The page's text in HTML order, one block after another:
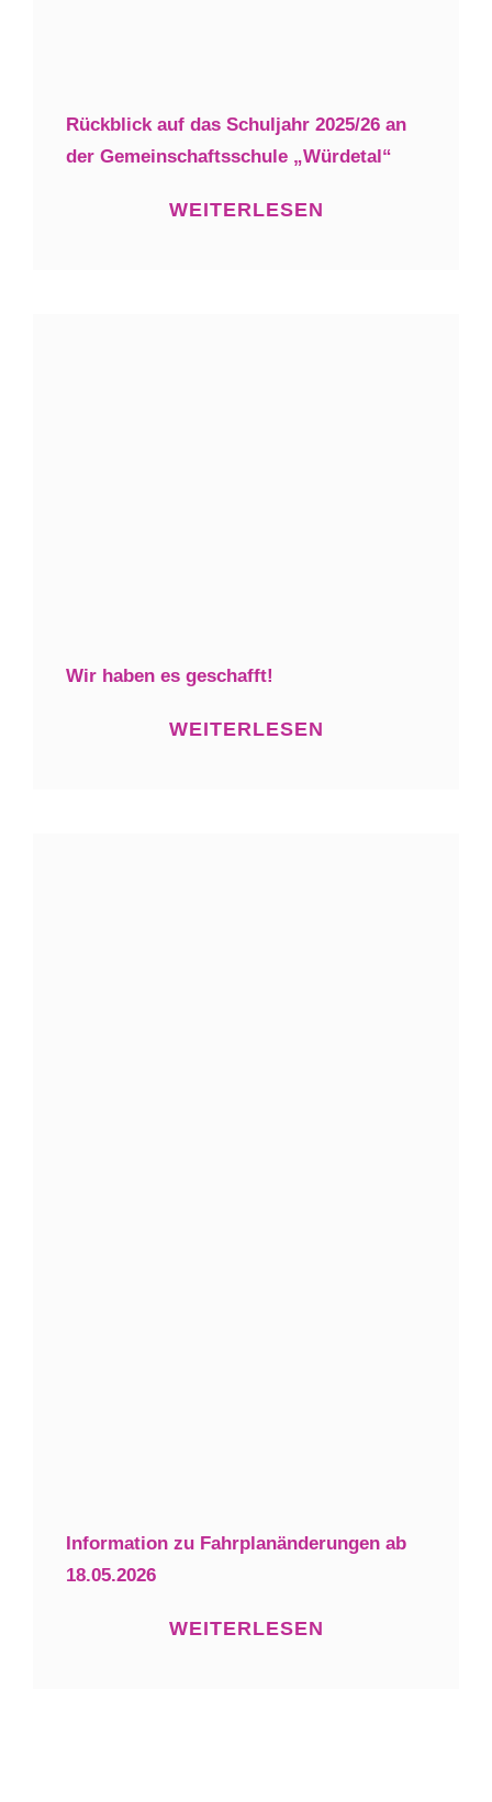
Rückblick auf das Schuljahr 2025/26 an
der Gemeinschaftsschule „Würdetal“
WEITERLESEN
Wir haben es geschafft!
WEITERLESEN
Information zu Fahrplanänderungen ab
18.05.2026
WEITERLESEN